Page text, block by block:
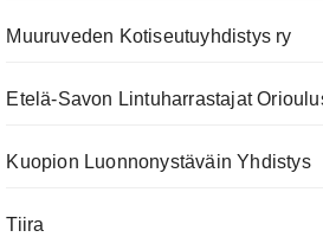
Muuruveden Kotiseutuyhdistys ry
Etelä-Savon Lintuharrastajat
Kuopion Luonnonystäväin Yhdistys
Tiira